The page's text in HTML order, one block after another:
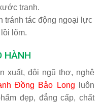
tranh.
tránh tác động ngoại lực
lõm.
HÀNH
xuất, đội ngũ thợ, nghệ
Đồng Bảo Long luôn
đẹp, đẳng cấp, chất